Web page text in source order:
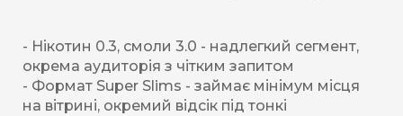
- Нікотин 0.3, смоли 3.0 - надлегкий сегмент,
окрема аудиторія з чітким запитом
- Формат Super Slims - займає мінімум місця
на вітрині, окремий відсік під тонкі